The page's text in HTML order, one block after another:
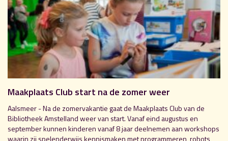
Maakplaats Club start na de zomer weer
Aalsmeer - Na de zomervakantie gaat de Maakplaats Club van de
Bibliotheek Amstelland weer van start. Vanaf eind augustus en
september kunnen kinderen vanaf 8 jaar deelnemen aan workshops
waarin zij spelenderwijs kennismaken met programmeren, robots